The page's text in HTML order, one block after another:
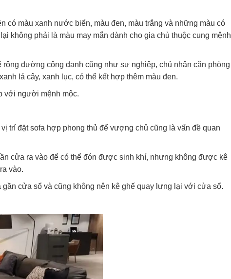
có màu xanh nước biển, màu đen, màu trắng và những màu có
không phải là màu may mắn dành cho gia chủ thuộc cung mệnh
rộng đường công danh cũng như sự nghiệp, chủ nhân căn phòng
lá cây, xanh lục, có thể kết hợp thêm màu đen.
với người mệnh mộc.
trí đặt sofa hợp phong thủ để vượng chủ cũng là vấn đề quan
cửa ra vào để có thể đón được sinh khí, nhưng không được kê
vào.
cửa sổ và cũng không nên kê ghế quay lưng lại với cửa sổ.